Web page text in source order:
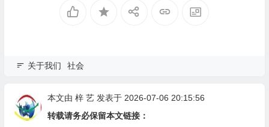
关于我们 社会
本文由 梓 艺发表于 2026-07-06 20:15:56
转载请务必保留本文链接：